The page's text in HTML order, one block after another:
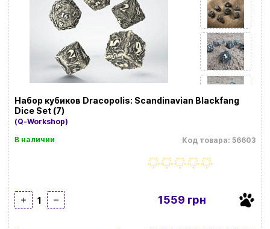
Набор кубиков Dracopolis: Scandinavian Blackfang
Dice Set (7)
(Q-Workshop)
Код товара: 56603
В наличии
1559 грн
1